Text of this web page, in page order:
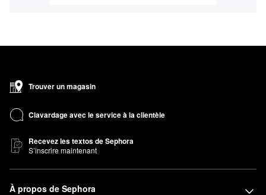
Trouver un magasin
Clavardage avec le service à la clientèle
Recevez les textos de Sephora
S’inscrire maintenant
À propos de Sephora